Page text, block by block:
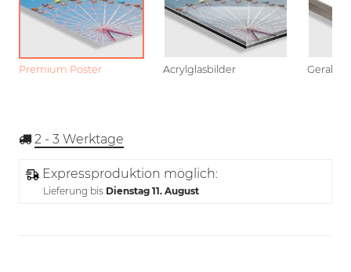
Premium Poster Acrylglasbilder
2 - 3 Werktage
Expressproduktion möglich:
Lieferung bis Dienstag 11. August